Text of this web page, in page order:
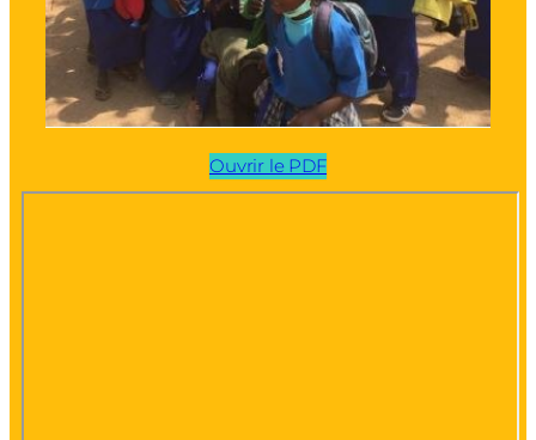
Ouvrir le PDF